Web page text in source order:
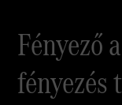
Fényező